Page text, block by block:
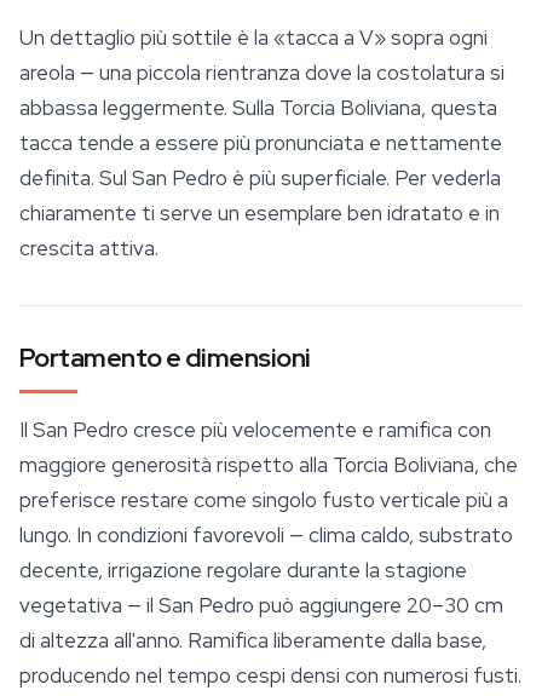
Un dettaglio più sottile è la «tacca a V» sopra ogni
areola — una piccola rientranza dove la costolatura si
abbassa leggermente. Sulla Torcia Boliviana, questa
tacca tende a essere più pronunciata e nettamente
definita. Sul San Pedro è più superficiale. Per vederla
chiaramente ti serve un esemplare ben idratato e in
crescita attiva.
Portamento e dimensioni
Il San Pedro cresce più velocemente e ramifica con
maggiore generosità rispetto alla Torcia Boliviana, che
preferisce restare come singolo fusto verticale più a
lungo. In condizioni favorevoli — clima caldo, substrato
decente, irrigazione regolare durante la stagione
vegetativa — il San Pedro può aggiungere 20–30 cm
di altezza all'anno. Ramifica liberamente dalla base,
producendo nel tempo cespi densi con numerosi fusti.